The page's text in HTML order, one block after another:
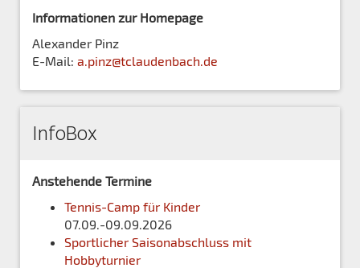
Informationen zur Homepage
Alexander Pinz
E-Mail: a.pinz@tclaudenbach.de
InfoBox
Anstehende Termine
Tennis-Camp für Kinder
07.09.-09.09.2026
Sportlicher Saisonabschluss mit
Hobbyturnier